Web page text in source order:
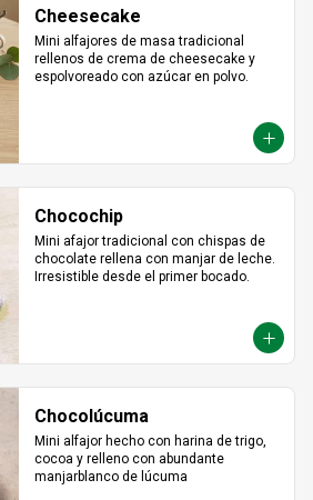
Cheesecake
Mini alfajores de masa tradicional
rellenos de crema de cheesecake y
espolvoreado con azúcar en polvo.
Chocochip
Mini afajor tradicional con chispas de
chocolate rellena con manjar de leche.
Irresistible desde el primer bocado.
Chocolúcuma
Mini alfajor hecho con harina de trigo,
cocoa y relleno con abundante
manjarblanco de lúcuma